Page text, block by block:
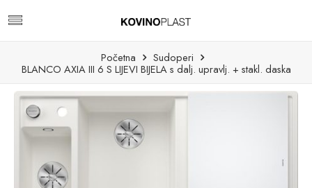
Početna
Sudoperi
BLANCO AXIA III 6 S LIJEVI BIJELA s dalj. upravlj. + stakl. daska